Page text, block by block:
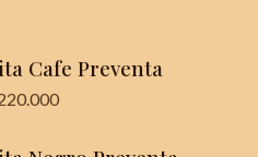
Cafe Preventa